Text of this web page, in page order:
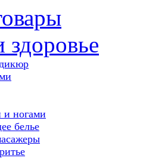
здоровье
и ногами
белье